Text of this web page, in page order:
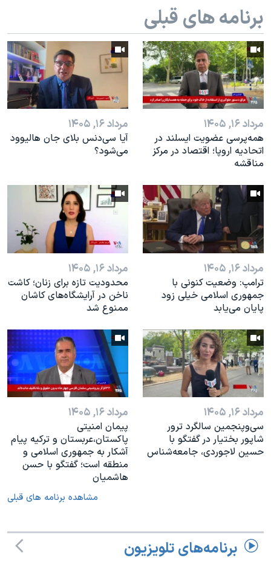
برنامه های قبلی
مرداد ۱۶, ۱۴۰۵
همه‌پرسی عضویت ایسلند در
اتحادیه اروپا؛ اقتصاد در مرکز
مناقشه
مرداد ۱۶, ۱۴۰۵
آیا سی‌دنس بلای جان هالیوود
می‌شود؟
مرداد ۱۶, ۱۴۰۵
ترامپ: وضعیت کنونی با
جمهوری اسلامی خیلی زود
پایان می‌یابد
مرداد ۱۶, ۱۴۰۵
محدودیت تازه برای زنان؛ کاشت
ناخن در آرایشگاه‌های کاشان
ممنوع شد
مرداد ۱۶, ۱۴۰۵
سی‌وپنجمین سالگرد ترور
شاپور بختیار در گفتگو با
حسین لاجوردی، جامعه‌شناس
مرداد ۱۶, ۱۴۰۵
پیمان امنیتی
پاکستان،عربستان و ترکیه پیام
آشکار به جمهوری اسلامی و
منطقه است؛ گفتگو با حسن
هاشمیان
مشاهده برنامه های قبلی
برنامه‌های تلویزیون